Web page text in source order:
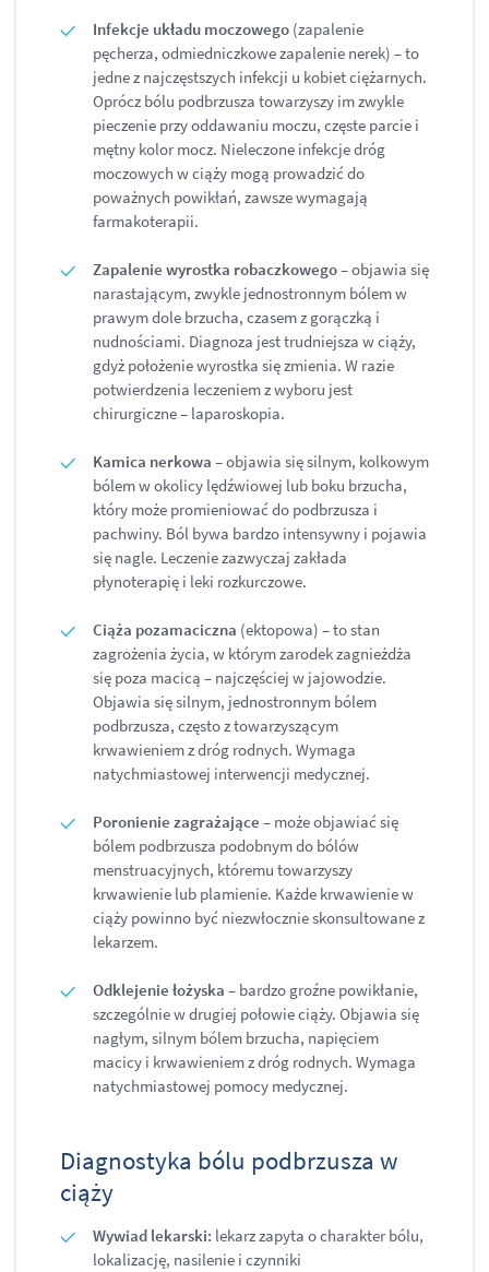
Infekcje układu moczowego (zapalenie
pęcherza, odmiedniczkowe zapalenie nerek) – to
jedne z najczęstszych infekcji u kobiet ciężarnych.
Oprócz bólu podbrzusza towarzyszy im zwykle
pieczenie przy oddawaniu moczu, częste parcie i
mętny kolor mocz. Nieleczone infekcje dróg
moczowych w ciąży mogą prowadzić do
poważnych powikłań, zawsze wymagają
farmakoterapii.
Zapalenie wyrostka robaczkowego– objawia się
narastającym, zwykle jednostronnym bólem w
prawym dole brzucha, czasem z gorączką i
nudnościami. Diagnoza jest trudniejsza w ciąży,
gdyż położenie wyrostka się zmienia. W razie
potwierdzenia leczeniem z wyboru jest
chirurgiczne – laparoskopia.
Kamica nerkowa – objawia się silnym, kolkowym
bólem w okolicy lędźwiowej lub boku brzucha,
który może promieniować do podbrzusza i
pachwiny. Ból bywa bardzo intensywny i pojawia
się nagle. Leczenie zazwyczaj zakłada
płynoterapię i leki rozkurczowe.
Ciąża pozamaciczna (ektopowa) – to stan
zagrożenia życia, w którym zarodek zagnieżdża
się poza macicą – najczęściej w jajowodzie.
Objawia się silnym, jednostronnym bólem
podbrzusza, często z towarzyszącym
krwawieniem z dróg rodnych. Wymaga
natychmiastowej interwencji medycznej.
Poronienie zagrażające – może objawiać się
bólem podbrzusza podobnym do bólów
menstruacyjnych, któremu towarzyszy
krwawienie lub plamienie. Każde krwawienie w
ciąży powinno być niezwłocznie skonsultowane z
lekarzem.
Odklejenie łożyska – bardzo groźne powikłanie,
szczególnie w drugiej połowie ciąży. Objawia się
nagłym, silnym bólem brzucha, napięciem
macicy i krwawieniem z dróg rodnych. Wymaga
natychmiastowej pomocy medycznej.
Diagnostyka bólu podbrzusza w
ciąży
Wywiad lekarski: lekarz zapyta o charakter bólu,
lokalizację, nasilenie i czynniki